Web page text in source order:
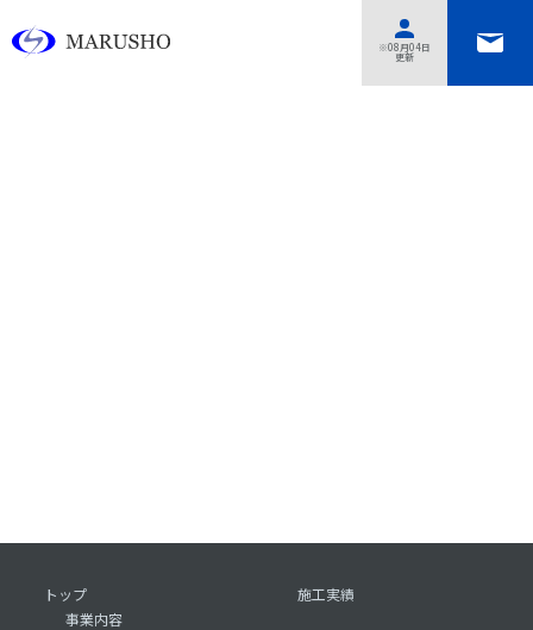
※08月04日
更新
あああああ
トップ
事業内容
施工実績